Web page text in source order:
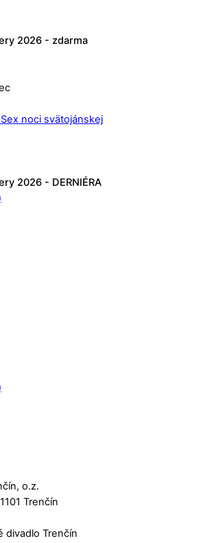
2026 - zdarma
noci svätojánskej
2026 - DERNIÉRA
o.z.
Trenčín
Trenčín